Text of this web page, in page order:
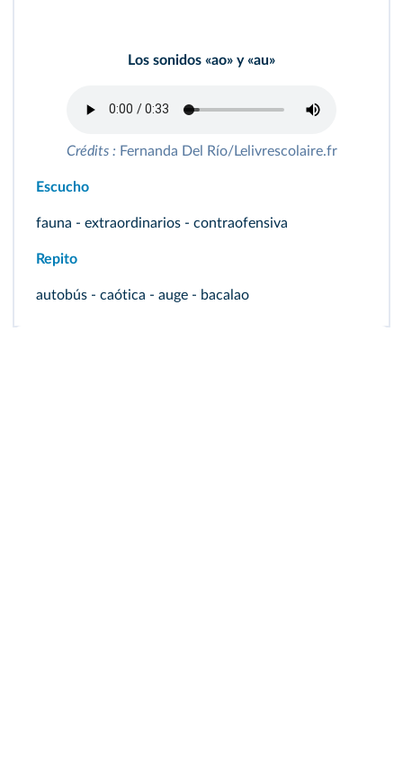
Los sonidos «ao» y «au»
Crédits : Fernanda Del Río/Lelivrescolaire.fr
Escucho
fauna - extraordinarios - contraofensiva
Repito
autobús - caótica - auge - bacalao